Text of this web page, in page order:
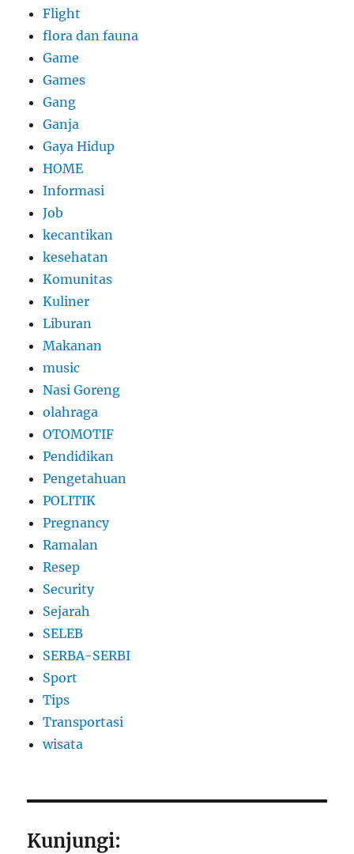
Flight
flora dan fauna
Game
Games
Gang
Ganja
Gaya Hidup
HOME
Informasi
Job
kecantikan
kesehatan
Komunitas
Kuliner
Liburan
Makanan
music
Nasi Goreng
olahraga
OTOMOTIF
Pendidikan
Pengetahuan
POLITIK
Pregnancy
Ramalan
Resep
Security
Sejarah
SELEB
SERBA-SERBI
Sport
Tips
Transportasi
wisata
Kunjungi: